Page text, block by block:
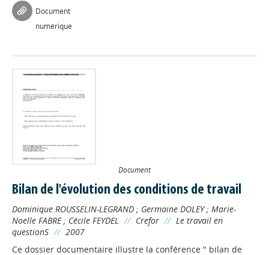
Document
numérique
Document
Bilan de l'évolution des conditions de travail
Dominique ROUSSELIN-LEGRAND ; Germaine DOLEY; Marie-
Noelle FABRE; Cécile FEYDEL // Crefor // Le travail en
questionS // 2007
Ce dossier documentaire illustre la conférence " bilan de